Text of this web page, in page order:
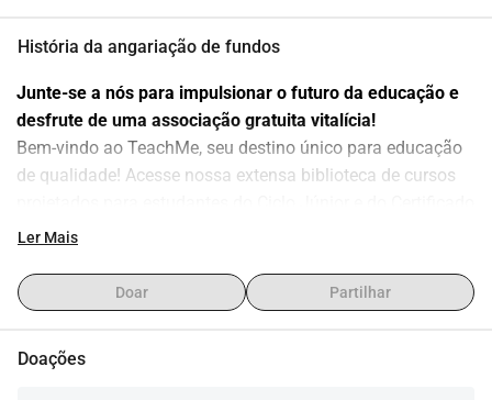
História da angariação de fundos
Junte-se a nós para impulsionar o futuro da educação e
desfrute de uma associação gratuita vitalícia!
Bem-vindo ao TeachMe, seu destino único para educação
de qualidade! Acesse nossa extensa biblioteca de cursos
de Conclusão do Ensino Médio, do conforto do seu
de usar. Aprenda, cresça e destaque-se com aulas
interativas e orientação de especialistas. Junte-se a nós
Ler Mais
Doar Partilhar
Doações